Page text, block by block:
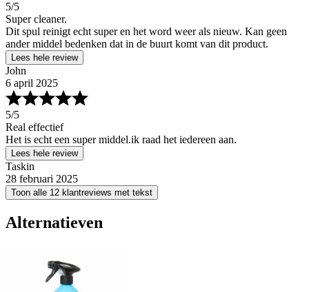
5/5
Super cleaner.
Dit spul reinigt echt super en het word weer als nieuw. Kan geen
ander middel bedenken dat in de buurt komt van dit product.
Lees hele review
John
6 april 2025
5/5
Real effectief
Het is echt een super middel.ik raad het iedereen aan.
Lees hele review
Taskin
28 februari 2025
Toon alle 12 klantreviews met tekst
Alternatieven